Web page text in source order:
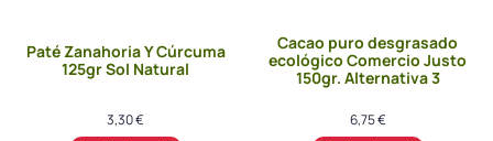
Paté Zanahoria Y Cúrcuma
125gr Sol Natural
3,30€
Cacao puro desgrasado
ecológico Comercio Justo
150gr. Alternativa 3
6,75€